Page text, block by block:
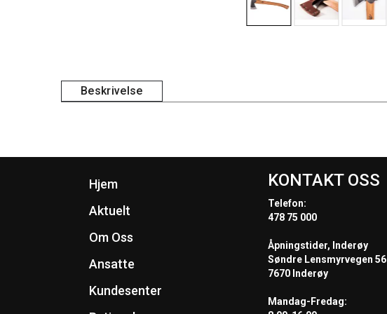
Beskrivelse
Hjem
Aktuelt
Om Oss
Ansatte
Kundesenter
KONTAKT OSS
Telefon:
478 75 000
Åpningstider, Inderøy
Søndre Lensmyrvegen 56
7670 Inderøy
Mandag-Fredag: